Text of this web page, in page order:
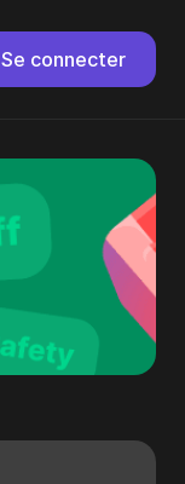
Se connecter